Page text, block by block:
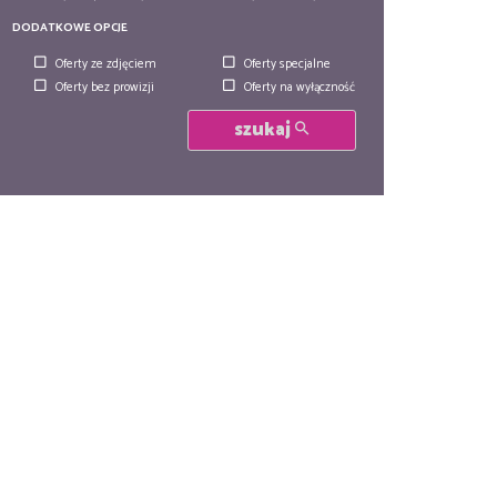
DODATKOWE OPCJE
Oferty ze zdjęciem
Oferty specjalne
Oferty bez prowizji
Oferty na wyłączność
szukaj